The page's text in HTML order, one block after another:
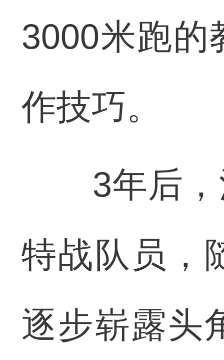
3000米跑的
作技巧。
3年后，
特战队员，
逐步崭露头